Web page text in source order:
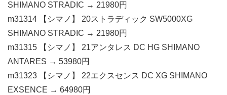
SHIMANO STRADIC → 21980円
m31314 【シマノ】 20ストラディック SW5000XG
SHIMANO STRADIC → 21980円
m31315 【シマノ】 21アンタレス DC HG SHIMANO
ANTARES → 53980円
m31323 【シマノ】 22エクスセンス DC XG SHIMANO
EXSENCE → 64980円